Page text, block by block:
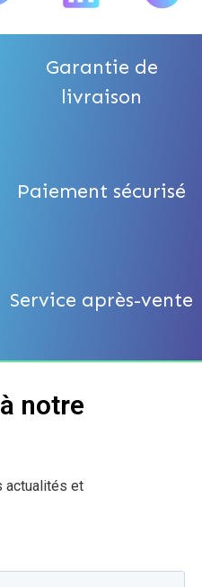
Garantie de
livraison
Paiement sécurisé
Service après-vente
notre
actualités et